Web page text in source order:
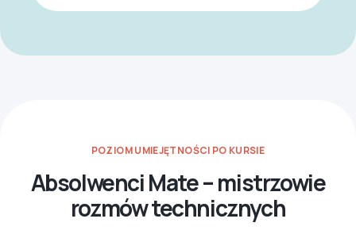
POZIOM UMIEJĘTNOŚCI PO KURSIE
Absolwenci Mate – mistrzowie
rozmów technicznych